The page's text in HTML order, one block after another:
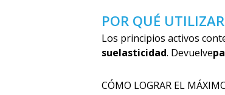
POR QUÉ
Los principios activos
suelasticidad. Devuelve
CÓMO LOGRAR EL